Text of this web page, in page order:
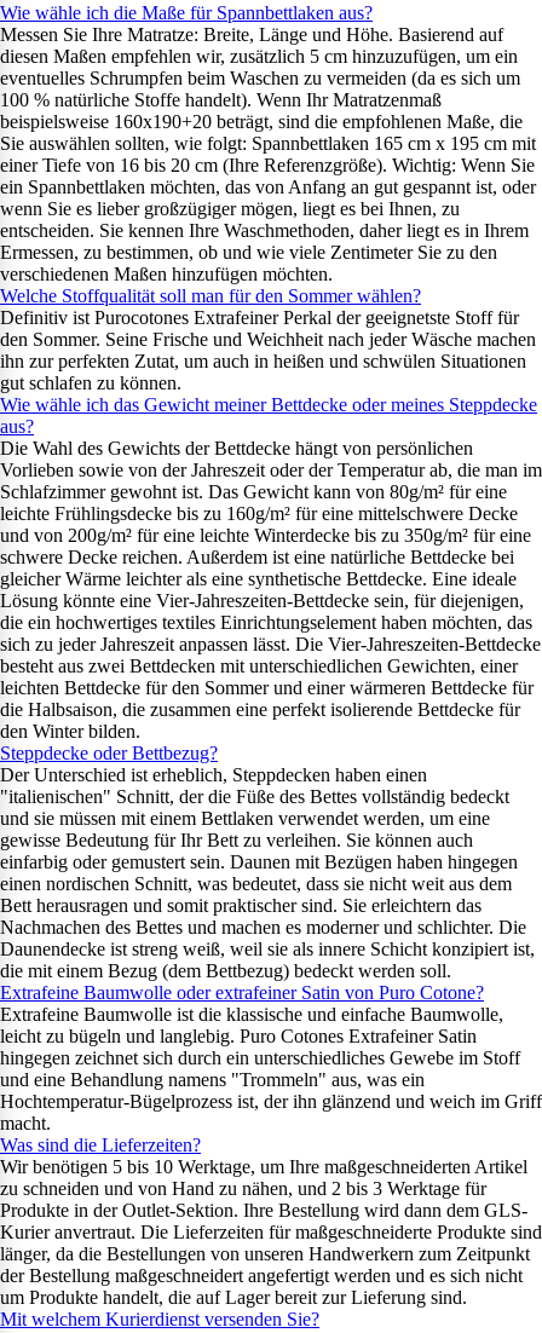
Wie wähle ich die Maße für Spannbettlaken aus?
Messen Sie Ihre Matratze: Breite, Länge und Höhe. Basierend auf
diesen Maßen empfehlen wir, zusätzlich 5 cm hinzuzufügen, um ein
eventuelles Schrumpfen beim Waschen zu vermeiden (da es sich um
100 % natürliche Stoffe handelt). Wenn Ihr Matratzenmaß
beispielsweise 160x190+20 beträgt, sind die empfohlenen Maße, die
Sie auswählen sollten, wie folgt: Spannbettlaken 165 cm x 195 cm mit
einer Tiefe von 16 bis 20 cm (Ihre Referenzgröße). Wichtig: Wenn Sie
ein Spannbettlaken möchten, das von Anfang an gut gespannt ist, oder
wenn Sie es lieber großzügiger mögen, liegt es bei Ihnen, zu
entscheiden. Sie kennen Ihre Waschmethoden, daher liegt es in Ihrem
Ermessen, zu bestimmen, ob und wie viele Zentimeter Sie zu den
verschiedenen Maßen hinzufügen möchten.
Welche Stoffqualität soll man für den Sommer wählen?
Definitiv ist Purocotones Extrafeiner Perkal der geeignetste Stoff für
den Sommer. Seine Frische und Weichheit nach jeder Wäsche machen
ihn zur perfekten Zutat, um auch in heißen und schwülen Situationen
gut schlafen zu können.
Wie wähle ich das Gewicht meiner Bettdecke oder meines Steppdecke
aus?
Die Wahl des Gewichts der Bettdecke hängt von persönlichen
Vorlieben sowie von der Jahreszeit oder der Temperatur ab, die man im
Schlafzimmer gewohnt ist. Das Gewicht kann von 80g/m² für eine
leichte Frühlingsdecke bis zu 160g/m² für eine mittelschwere Decke
und von 200g/m² für eine leichte Winterdecke bis zu 350g/m² für eine
schwere Decke reichen. Außerdem ist eine natürliche Bettdecke bei
gleicher Wärme leichter als eine synthetische Bettdecke. Eine ideale
Lösung könnte eine Vier-Jahreszeiten-Bettdecke sein, für diejenigen,
die ein hochwertiges textiles Einrichtungselement haben möchten, das
sich zu jeder Jahreszeit anpassen lässt. Die Vier-Jahreszeiten-Bettdecke
besteht aus zwei Bettdecken mit unterschiedlichen Gewichten, einer
leichten Bettdecke für den Sommer und einer wärmeren Bettdecke für
die Halbsaison, die zusammen eine perfekt isolierende Bettdecke für
den Winter bilden.
Steppdecke oder Bettbezug?
Der Unterschied ist erheblich, Steppdecken haben einen
"italienischen" Schnitt, der die Füße des Bettes vollständig bedeckt
und sie müssen mit einem Bettlaken verwendet werden, um eine
gewisse Bedeutung für Ihr Bett zu verleihen. Sie können auch
einfarbig oder gemustert sein. Daunen mit Bezügen haben hingegen
einen nordischen Schnitt, was bedeutet, dass sie nicht weit aus dem
Bett herausragen und somit praktischer sind. Sie erleichtern das
Nachmachen des Bettes und machen es moderner und schlichter. Die
Daunendecke ist streng weiß, weil sie als innere Schicht konzipiert ist,
die mit einem Bezug (dem Bettbezug) bedeckt werden soll.
Extrafeine Baumwolle oder extrafeiner Satin von Puro Cotone?
Extrafeine Baumwolle ist die klassische und einfache Baumwolle,
leicht zu bügeln und langlebig. Puro Cotones Extrafeiner Satin
hingegen zeichnet sich durch ein unterschiedliches Gewebe im Stoff
und eine Behandlung namens "Trommeln" aus, was ein
Hochtemperatur-Bügelprozess ist, der ihn glänzend und weich im Griff
macht.
Was sind die Lieferzeiten?
Wir benötigen 5 bis 10 Werktage, um Ihre maßgeschneiderten Artikel
zu schneiden und von Hand zu nähen, und 2 bis 3 Werktage für
Produkte in der Outlet-Sektion. Ihre Bestellung wird dann dem GLS-
Kurier anvertraut. Die Lieferzeiten für maßgeschneiderte Produkte sind
länger, da die Bestellungen von unseren Handwerkern zum Zeitpunkt
der Bestellung maßgeschneidert angefertigt werden und es sich nicht
um Produkte handelt, die auf Lager bereit zur Lieferung sind.
Mit welchem Kurierdienst versenden Sie?